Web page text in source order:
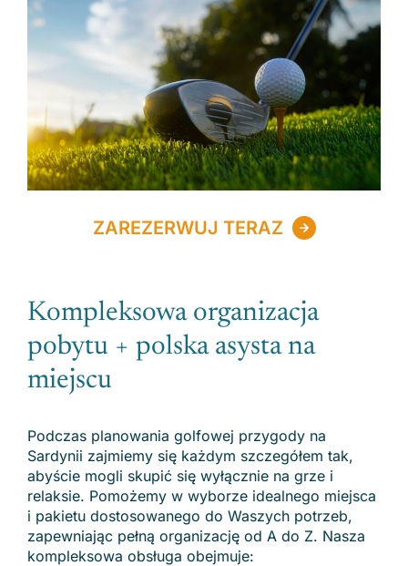
ZAREZERWUJ TERAZ
Kompleksowa organizacja
pobytu + polska asysta na
miejscu
Podczas planowania golfowej przygody na
Sardynii zajmiemy się każdym szczegółem tak,
abyście mogli skupić się wyłącznie na grze i
relaksie. Pomożemy w wyborze idealnego miejsca
i pakietu dostosowanego do Waszych potrzeb,
zapewniając pełną organizację od A do Z. Nasza
kompleksowa obsługa obejmuje: